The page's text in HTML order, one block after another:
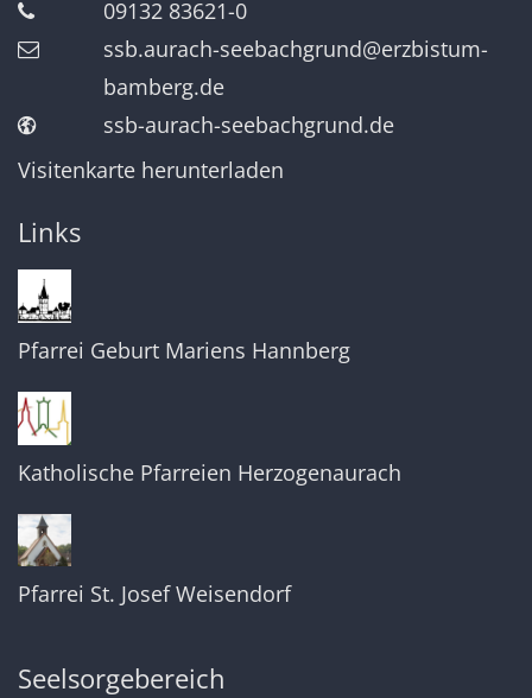
09132 83621-0
ssb.aurach-seebachgrund@erzbistum-
bamberg.de
ssb-aurach-seebachgrund.de
Visitenkarte herunterladen
Links
Pfarrei Geburt Mariens Hannberg
Katholische Pfarreien Herzogenaurach
Pfarrei St. Josef Weisendorf
Seelsorgebereich